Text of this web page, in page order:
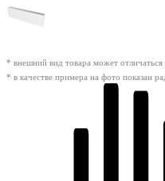
* внешний вид товара может
* в качестве примера на фото показан